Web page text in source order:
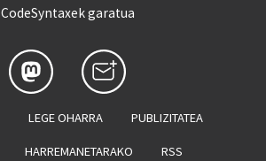
CodeSyntaxek garatua
LEGE OHARRA PUBLIZITATEA
HARREMANETARAKO RSS